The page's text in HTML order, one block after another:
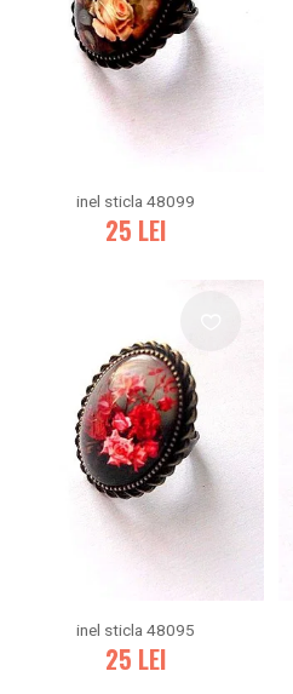
inel sticla 48099
25 LEI
inel sticla 48095
25 LEI